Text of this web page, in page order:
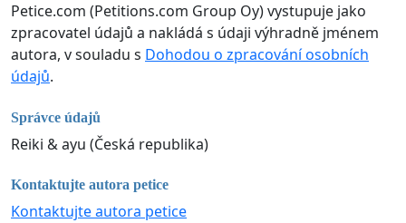
Petice.com (Petitions.com Group Oy) vystupuje jako
zpracovatel údajů a nakládá s údaji výhradně jménem
autora, v souladu s Dohodou o zpracování osobních
údajů.
Správce údajů
Reiki & ayu (Česká republika)
Kontaktujte autora petice
Kontaktujte autora petice